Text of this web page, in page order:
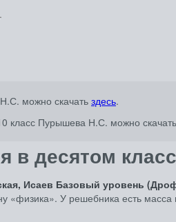
можно скачать здесь.
класс Пурышева Н.С. можно скачать
в десятом
Исаев Базовый уровень
«физика». У решебника есть